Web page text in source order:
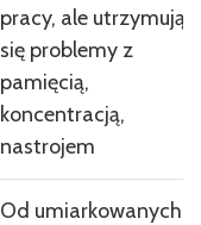
pracy, ale utrzymują
się problemy z
pamięcią,
koncentracją,
nastrojem
Od umiarkowanych